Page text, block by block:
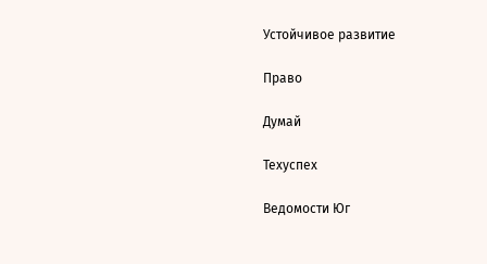
Устойчивое развитие
Право
Думай
Техуспех
Ведомости Юг